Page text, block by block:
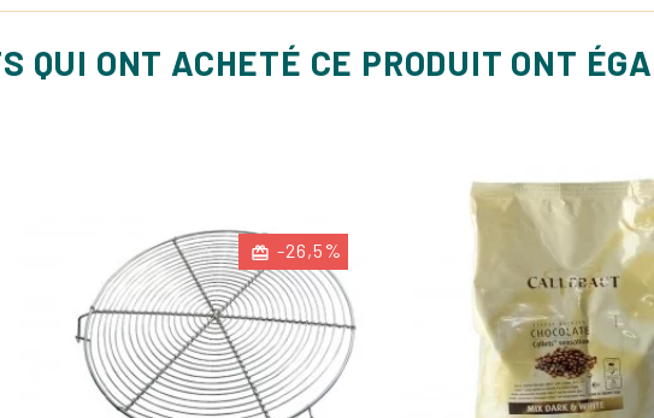
QUI ONT ACHETÉ CE PRODUIT ONT
-26,5%